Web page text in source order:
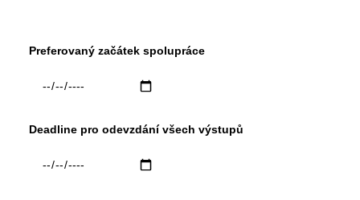
Preferovaný začátek spolupráce
Deadline pro odevzdání všech výstupů